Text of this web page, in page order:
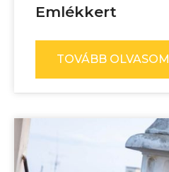
Emlékkert
TOVÁBB OLVASOM